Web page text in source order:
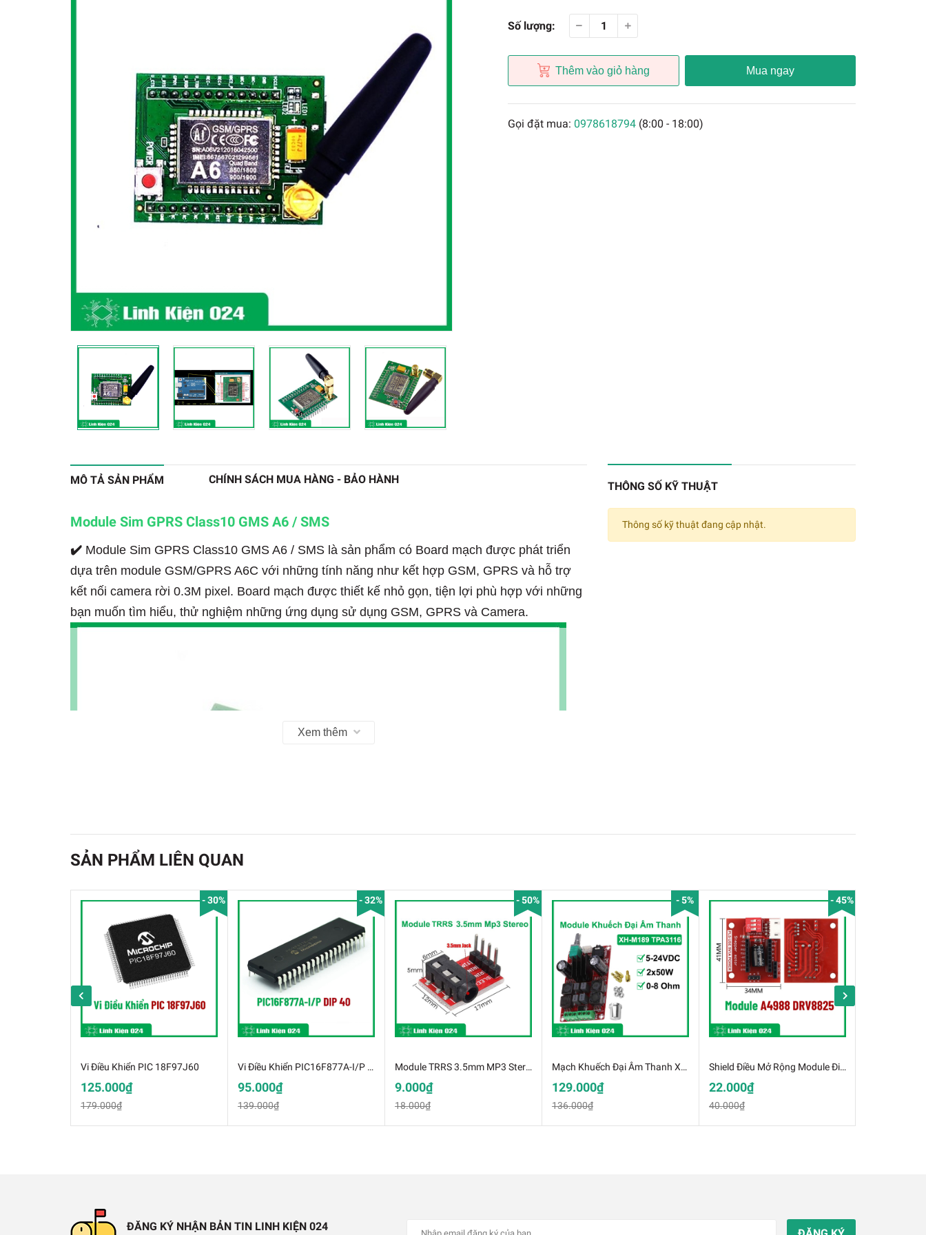
Số lượng:
Thêm vào giỏ hàng Mua ngay
Gọi đặt mua: 0978618794 (8:00 - 18:00)
MÔ TẢ SẢN PHẨM CHÍNH SÁCH MUA HÀNG - BẢO HÀNH
Module Sim GPRS Class10 GMS A6 / SMS
✔️ Module Sim GPRS Class10 GMS A6 / SMS là sản phẩm có Board mạch được phát triển
dựa trên module GSM/GPRS A6C với những tính năng như kết hợp GSM, GPRS và hỗ trợ
kết nối camera rời 0.3M pixel. Board mạch được thiết kế nhỏ gọn, tiện lợi phù hợp với những
bạn muốn tìm hiểu, thử nghiệm những ứng dụng sử dụng GSM, GPRS và Camera.
Xem thêm
THÔNG SỐ KỸ THUẬT
Thông số kỹ thuật đang cập nhật.
SẢN PHẨM LIÊN QUAN
- 30%
Vi Điều Khiển PIC 18F97J60
125.000₫
179.000₫
- 32%
Vi Điều Khiển PIC16F877A-I/P DIP40
95.000₫
139.000₫
- 50%
Module TRRS 3.5mm MP3 Stereo
9.000₫
18.000₫
- 5%
Mạch Khuếch Đại Âm Thanh XH-M189 TPA3116 50W*2
129.000₫
136.000₫
- 45%
Shield Điều Mở Rộng Module Điều Khiển Động Cơ Bước A4988 DRV8825
22.000₫
40.000₫
ĐĂNG KÝ NHẬN BẢN TIN LINH KIỆN 024